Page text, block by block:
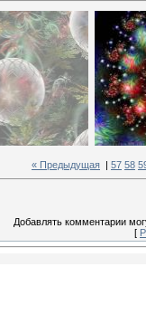
« Предыдущая 57 58
Добавлять комментарии
[